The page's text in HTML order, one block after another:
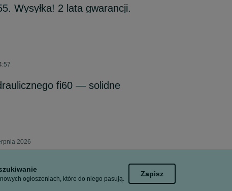
Wysyłka! 2 lata gwarancji.
fi60 — solidne
2026
ogłoszeniach, które do niego pasują.
Zapisz